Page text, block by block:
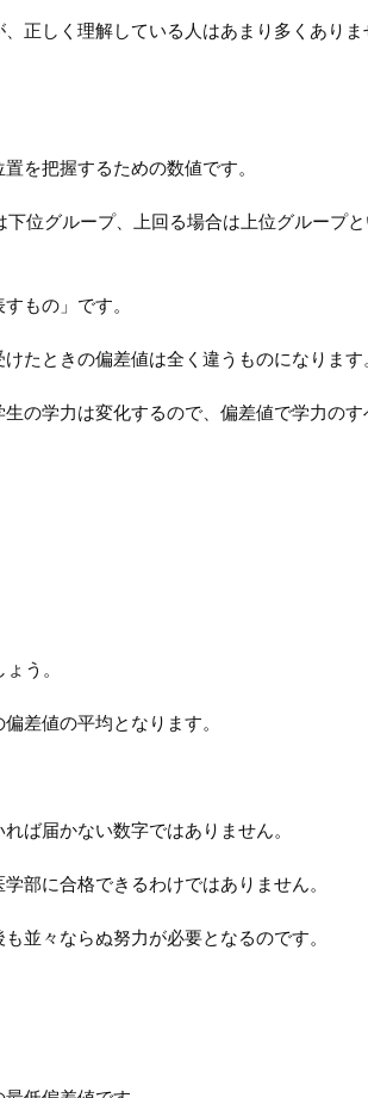
正しく理解している人はあまり多くありま
を把握するための数値です。
位グループ、上回る場合は上位グループ
もの」です。
たときの偏差値は全く違うものになります
の学力は変化するので、偏差値で学力のす
う。
差値の平均となります。
ば届かない数字ではありません。
部に合格できるわけではありません。
並々ならぬ努力が必要となるのです。